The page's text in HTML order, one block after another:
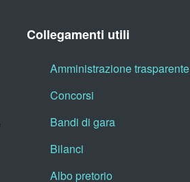
Collegamenti utili
Amministrazione trasparente
Concorsi
Bandi di gara
Bilanci
Albo pretorio